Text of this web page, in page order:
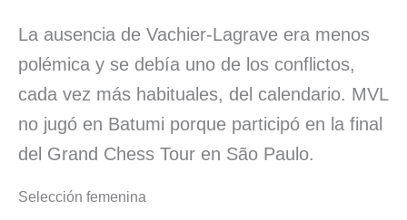
La ausencia de Vachier-Lagrave era menos
polémica y se debía uno de los conflictos,
cada vez más habituales, del calendario. MVL
no jugó en Batumi porque participó en la final
del Grand Chess Tour en São Paulo.
Selección femenina